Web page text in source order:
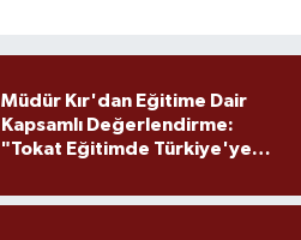
Müdür Kır'dan Eğitime Dair
Kapsamlı Değerlendirme:
"Tokat Eğitimde Türkiye'ye